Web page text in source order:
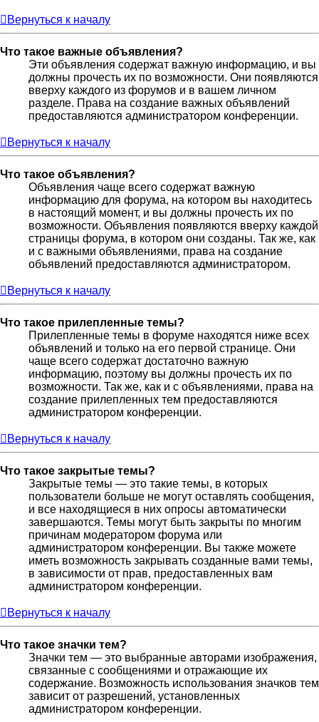
Вернуться к началу
Что такое важные объявления?
Эти объявления содержат важную информацию, и вы
должны прочесть их по возможности. Они появляются
вверху каждого из форумов и в вашем личном
разделе. Права на создание важных объявлений
предоставляются администратором конференции.
Вернуться к началу
Что такое объявления?
Объявления чаще всего содержат важную
информацию для форума, на котором вы находитесь
в настоящий момент, и вы должны прочесть их по
возможности. Объявления появляются вверху каждой
страницы форума, в котором они созданы. Так же, как
и с важными объявлениями, права на создание
объявлений предоставляются администратором.
Вернуться к началу
Что такое прилепленные темы?
Прилепленные темы в форуме находятся ниже всех
объявлений и только на его первой странице. Они
чаще всего содержат достаточно важную
информацию, поэтому вы должны прочесть их по
возможности. Так же, как и с объявлениями, права на
создание прилепленных тем предоставляются
администратором конференции.
Вернуться к началу
Что такое закрытые темы?
Закрытые темы — это такие темы, в которых
пользователи больше не могут оставлять сообщения,
и все находящиеся в них опросы автоматически
завершаются. Темы могут быть закрыты по многим
причинам модератором форума или
администратором конференции. Вы также можете
иметь возможность закрывать созданные вами темы,
в зависимости от прав, предоставленных вам
администратором конференции.
Вернуться к началу
Что такое значки тем?
Значки тем — это выбранные авторами изображения,
связанные с сообщениями и отражающие их
содержание. Возможность использования значков тем
зависит от разрешений, установленных
администратором конференции.